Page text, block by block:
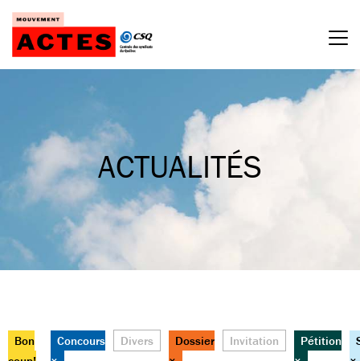
Passer
contenu
ACTUALITÉS
Bon
Concours
Divers
Dossier
Invitation
Pétition